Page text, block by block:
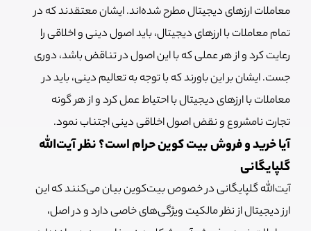
معاملات ارزهای دیجیتال مطرح شده‌اند. ایشان معتقدند که در
تمام معاملات با ارزهای دیجیتال، باید اصول دینی و اخلاقی را
رعایت کرد و از هر عملی که با این اصول در تناقض باشد، دوری
جست. ایشان بر این باورند که با توجه به تعالیم دینی، باید در
معاملات با ارزهای دیجیتال با احتیاط عمل کرد و از هر گونه
تجارت نامشروع و نقض اصول اخلاقی دینی اجتناب نمود.
آیا خرید و فروش بیت کوین حرام است؟ نظر آیت‌الله
گلپایگانی
آیت‌الله گلپایگانی در خصوص بیت‌کوین بیان می‌کنند که این
ارز دیجیتال از نظر مالکیت ویژگی‌های خاصی دارد و در اصل،